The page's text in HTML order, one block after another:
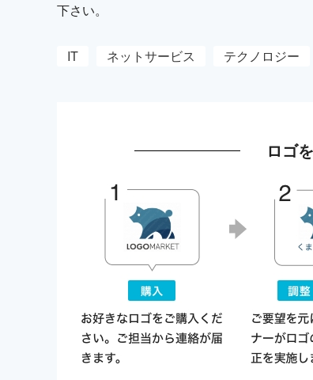
下さい。
IT ネットサービス テクノロジー
ロゴ